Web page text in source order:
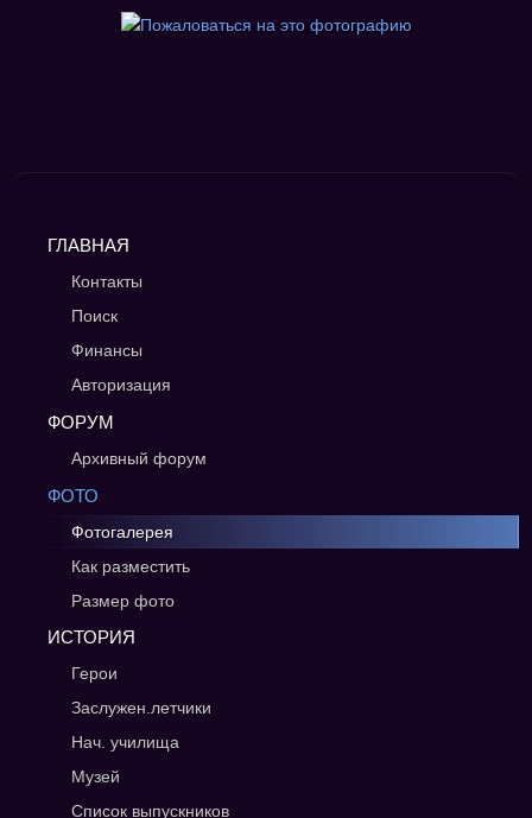
ГЛАВНАЯ
Контакты
Поиск
Финансы
Авторизация
ФОРУМ
Архивный форум
ФОТО
Фотогалерея
Как разместить
Размер фото
ИСТОРИЯ
Герои
Заслужен.летчики
Нач. училища
Музей
Список выпускников